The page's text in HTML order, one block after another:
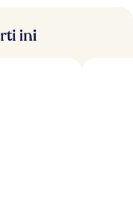
ini